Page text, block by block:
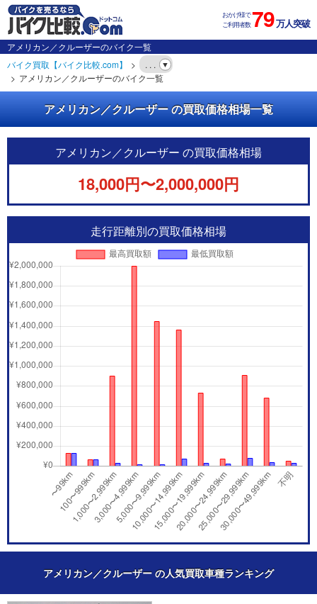
おかげ様で
ご利用者数79万人突破
アメリカン／クルーザーのバイク一覧
バイク買取【バイク比較.com】
. . .
アメリカン／クルーザーのバイク一覧
アメリカン／クルーザー の買取価格相場一覧
アメリカン／クルーザー の買取価格相場
18,000円〜2,000,000円
走行距離別の買取価格相場
アメリカン／クルーザー の人気買取車種ランキング